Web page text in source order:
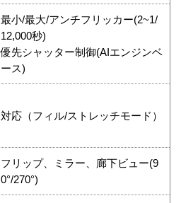
最小/最大/アンチフリッカー(2~1/
12,000秒)
優先シャッター制御(AIエンジンベ
ース)
対応（フィル/ストレッチモード）
フリップ、ミラー、廊下ビュー(9
0°/270°)